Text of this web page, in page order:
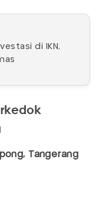
di IKN,
Tangerang